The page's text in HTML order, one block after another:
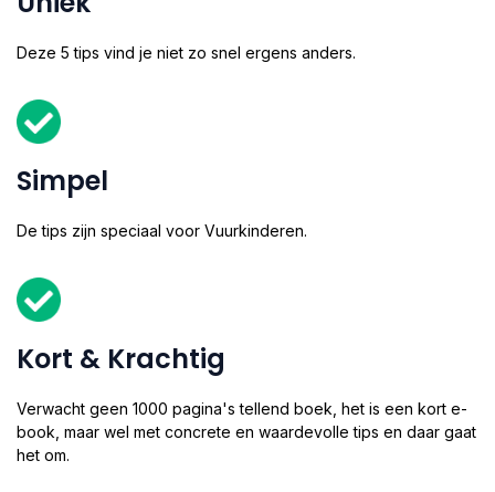
Deze 5 tips vind je niet zo snel ergens anders.​
Simpel
De tips zijn speciaal voor Vuurkinderen.​
Kort & Krachtig
Verwacht geen 1000 pagina's tellend boek, het is een kort e-
book, maar wel met concrete en waardevolle tips en daar gaat
het om.​